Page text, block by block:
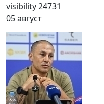
visibility24731
05 август